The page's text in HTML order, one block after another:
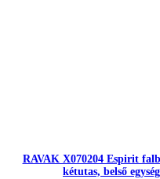
RAVAK X070204 Espirit
kétutas, belső